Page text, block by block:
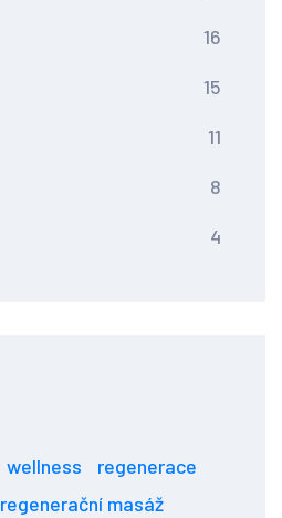
16
15
11
8
4
wellness
regenerace
regenerační masáž